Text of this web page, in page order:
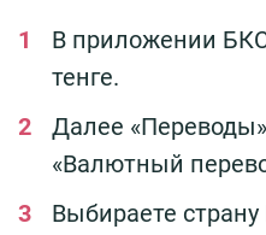
В приложении
тенге.
Далее
«Валютный
Выбираете